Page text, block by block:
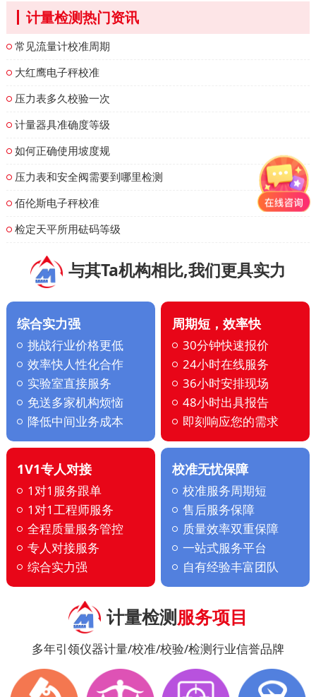
计量检测热门资讯
常见流量计校准周期
大红鹰电子秤校准
压力表多久校验一次
计量器具准确度等级
如何正确使用坡度规
压力表和安全阀需要到哪里检测
佰伦斯电子秤校准
检定天平所用砝码等级
与其Ta机构相比,我们更具实力
综合实力强
挑战行业价格更低
效率快人性化合作
实验室直接服务
免送多家机构烦恼
降低中间业务成本
周期短，效率快
30分钟快速报价
24小时在线服务
36小时安排现场
48小时出具报告
即刻响应您的需求
1V1专人对接
1对1服务跟单
1对1工程师服务
全程质量服务管控
专人对接服务
综合实力强
校准无忧保障
校准服务周期短
售后服务保障
质量效率双重保障
一站式服务平台
自有经验丰富团队
计量检测服务项目
多年引领仪器计量/校准/校验/检测行业信誉品牌